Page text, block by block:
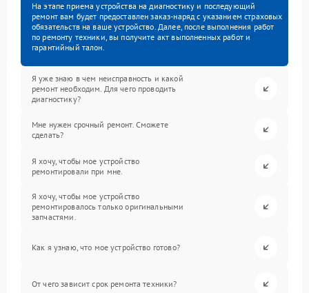
На этапе приема устройства на диагностику и последующий
ремонт вам будет предоставлен заказ-наряд с указанием страховых
обязательств на ваше устройство. Далее, после выполнения работ
по ремонту техники, вы получите акт выполненных работ и
гарантийный талон.
Я уже знаю в чем неисправность и какой
ремонт необходим. Для чего проводить
диагностику?
Мне нужен срочный ремонт. Сможете
сделать?
Я хочу, чтобы мое устройство
ремонтировали при мне.
Я хочу, чтобы мое устройство
ремонтировалось только оригинальными
запчастями.
Как я узнаю, что мое устройство готово?
От чего зависит срок ремонта техники?